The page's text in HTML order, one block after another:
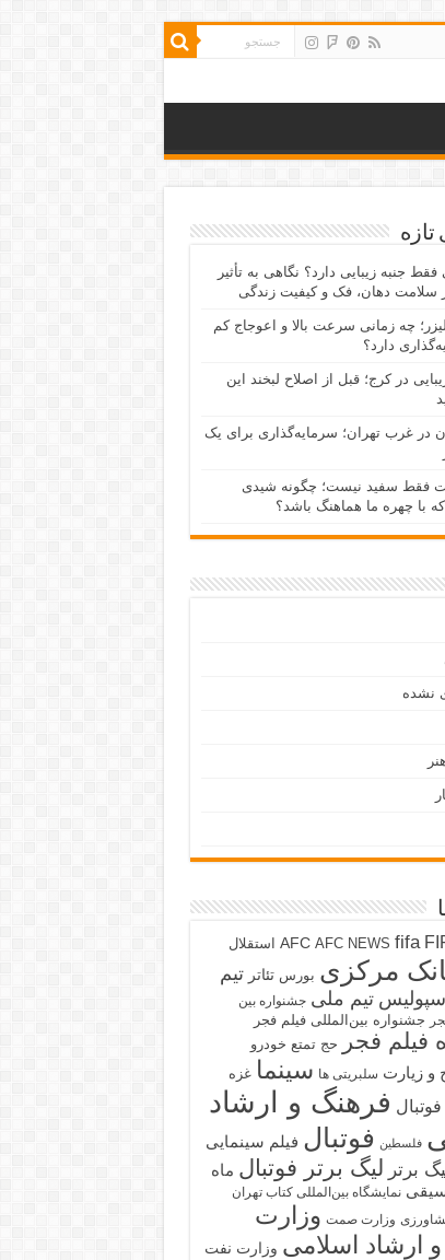
فقط جنبه زیبایی دارد؟ نگاهی به تأثیر
سلامت دهان، فک و کیفیت زندگی
چه زمانی سرعت بالا و اعوجاج کم
دارد؟
در کرج؛ قبل از اصلاح لبخند این
در غرب تهران؛ سرمایه‌گذاری برای یک
فقط سفید نیست؛ چگونه شیدی
که با چهره ما هماهنگ باشد؟
نشده
AFC AFC NEWS fifa استقلال
مرکزی بورس تئاتر تیم
تیم ملی جشنواره بین
جشنواره بین‌المللی فیلم فجر
فیلم فجر حج تمتع خودرو
و زیارت سلبریتی ها سینما غزه
فرهنگ و ارشاد
فلسطین فوتبال فیلم سینمایی
برتر لیگ برتر فوتبال ماه
نمایشگاه بین‌المللی کتاب تهران
وزارت صمت وزارت
ارشاد اسلامی وزارت نفت